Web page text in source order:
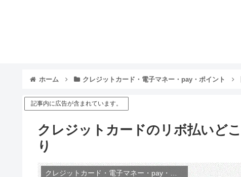
ホーム クレジットカード・電子マネー・pay・ポイント
記事内に広告が含まれています。
クレジットカードのリボ払いど
り